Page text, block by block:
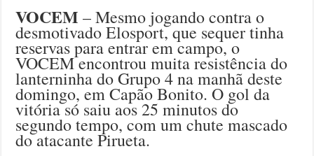
VOCEM – Mesmo jogando contra o
desmotivado Elosport, que sequer tinha
reservas para entrar em campo, o
VOCEM encontrou muita resistência do
lanterninha do Grupo 4 na manhã deste
domingo, em Capão Bonito. O gol da
vitória só saiu aos 25 minutos do
segundo tempo, com um chute mascado
do atacante Pirueta.